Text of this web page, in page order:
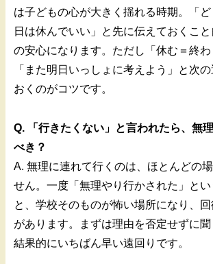
は子どもの心が大きく揺れる時期。「
日は休んでいい」と先に伝えておくこ
の安心になります。ただし「休む＝終わ
「また明日いっしょに考えよう」と次
おくのがコツです。
Q. 「行きたくない」と言われたら、無
べき？
A. 無理に連れて行くのは、ほとんどの
せん。一度「無理やり行かされた」と
と、学校そのものが怖い場所になり、
があります。まずは理由を否定せずに
結果的にいちばん早い遠回りです。